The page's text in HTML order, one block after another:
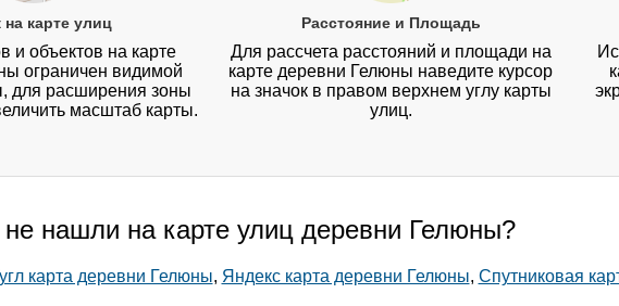
на карте улиц
и объектов на карте
ограничен видимой
для расширения зоны
масштаб карты.
Расстояние и Площадь
Для рассчета расстояний и площади на
карте деревни Гелюны наведите курсор
на значок в правом верхнем углу карты
улиц.
не нашли на карте улиц деревни Гелюны?
карта деревни Гелюны, Яндекс карта деревни Гелюны, Спутниковая